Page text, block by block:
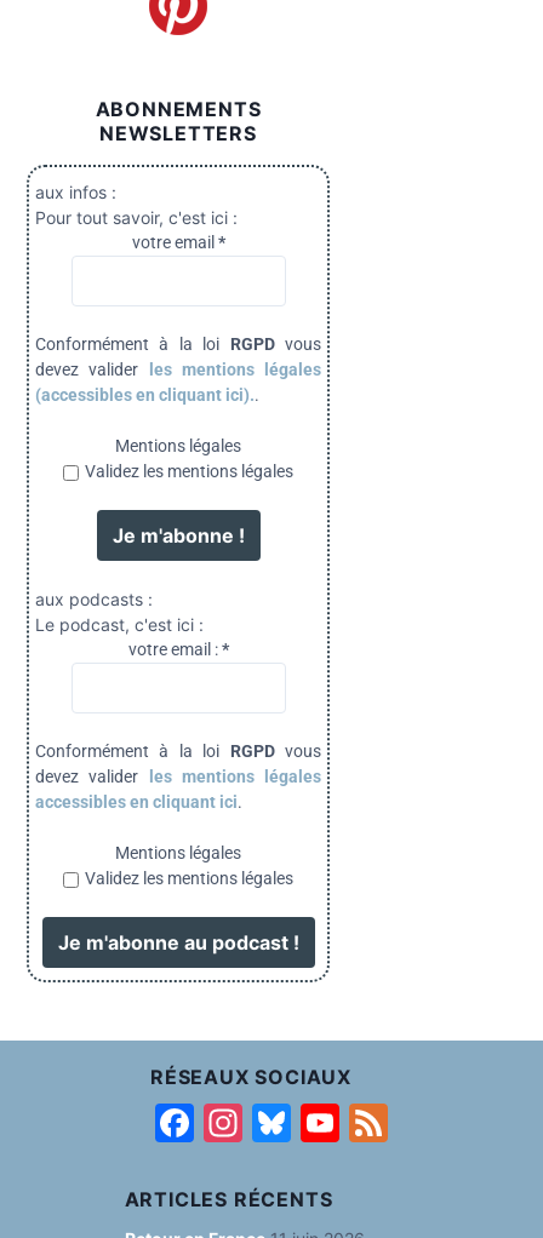
ABONNEMENTS
NEWSLETTERS
aux infos :
Pour tout savoir, c'est ici :
votre email *
Conformément à la loi RGPDvous
devez valider
les mentions légales
(accessibles en cliquant ici)..
Mentions légales
Validez les mentions légales
aux podcasts :
Le podcast, c'est ici :
votre email :*
Conformément à la loi RGPDvous
devez valider
les mentions légales
accessibles en cliquant ici.
Mentions légales
Validez les mentions légales
RÉSEAUX SOCIAUX
F
c
In
a
Bl
e
Y
ARTICLES RÉCENTS